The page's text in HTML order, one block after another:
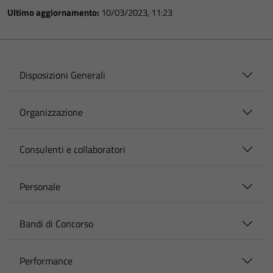
Ultimo aggiornamento: 10/03/2023, 11:23
Disposizioni Generali
Organizzazione
Consulenti e collaboratori
Personale
Bandi di Concorso
Performance